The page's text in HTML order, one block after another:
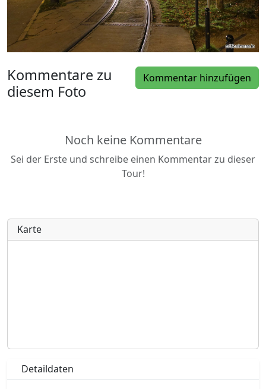
Kommentar hinzufügen
Kommentare zu
diesem Foto
Noch keine Kommentare
Sei der Erste und schreibe einen Kommentar zu dieser
Tour!
Karte
Detaildaten